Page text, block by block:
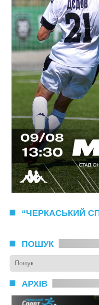
“ЧЕРКАСЬКИЙ
ПОШУК
АРХІВ